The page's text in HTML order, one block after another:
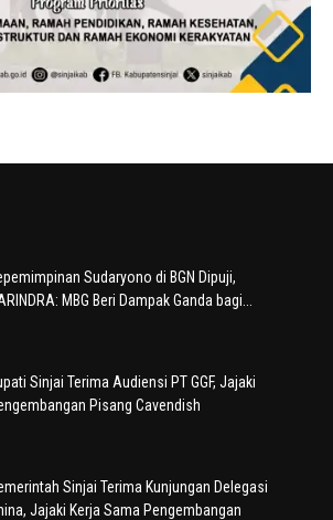
Sudaryono di BGN Dipuji,
MBG Beri Dampak Ganda bagi...
Sinjai Terima Audiensi PT GGF, Jajaki
Pisang Cavendish
Sinjai Terima Kunjungan Delegasi
Jajaki Kerja Sama Pengembangan